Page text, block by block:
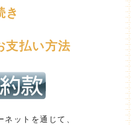
き
支払い方法
ットを通じて、